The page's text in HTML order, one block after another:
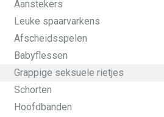
Aanstekers
Leuke spaarvarkens
Afscheidsspelen
Babyflessen
Grappige seksuele rietjes
Schorten
Hoofdbanden